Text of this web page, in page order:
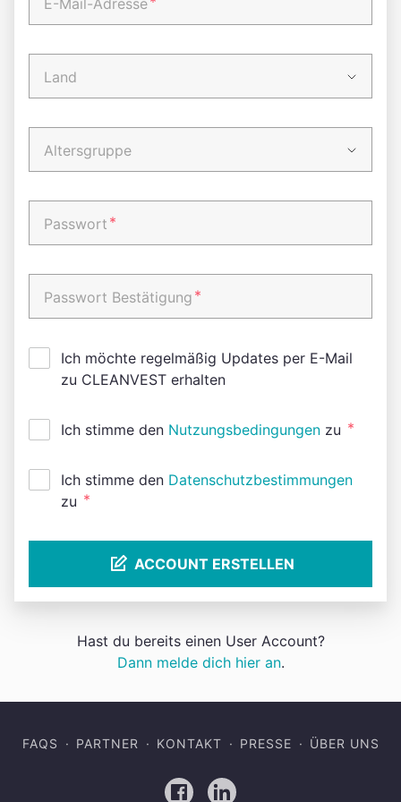
E-Mail-Adresse
Land
Altersgruppe
Passwort *
Passwort Bestätigung *
Ich möchte regelmäßig Updates per E-Mail
zu CLEANVEST erhalten
Ich stimme den Nutzungsbedingungen zu *
Ich stimme den Datenschutzbestimmungen
zu *
ACCOUNT ERSTELLEN
Hast du bereits einen User Account?
Dann melde dich hier an.
FAQS PARTNER KONTAKT PRESSE ÜBER UNS